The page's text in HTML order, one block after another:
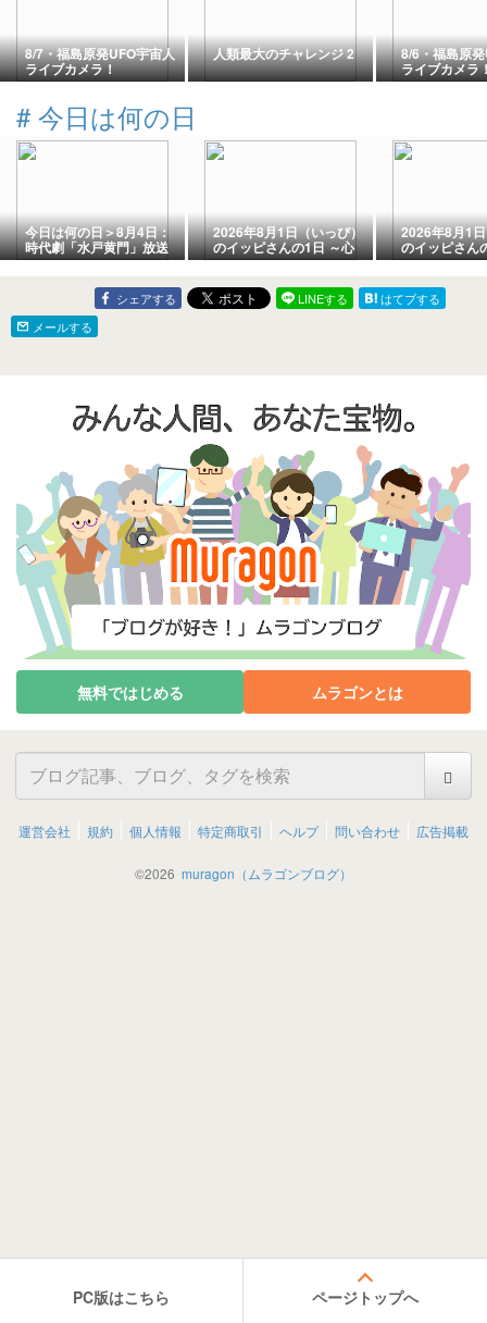
8/7・福島原発UFO宇宙人
ライブカメラ！
人類最大のチャレンジ 2 8/6・福島原
ライブカメラ
# 今日は何の日
今日は何の日＞8月4日：
時代劇「水戸黄門」放送
開始日
2026年8月1日（いっぴ）
のイッピさんの1日 ～心
霊写真？編～
2026年8月1
のイッピさん
重測定編～
シェアする LINEする
はてブする
メールする
無料ではじめる ムラゴンとは
運営会社 規約 個人情報 特定商取引 ヘルプ 問い合わせ 広告掲載
©2026 muragon（ムラゴンブログ）
PC版はこちら ページトップへ